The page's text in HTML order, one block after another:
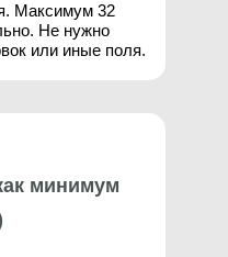
Максимум 32
Не нужно
или иные поля.
минимум